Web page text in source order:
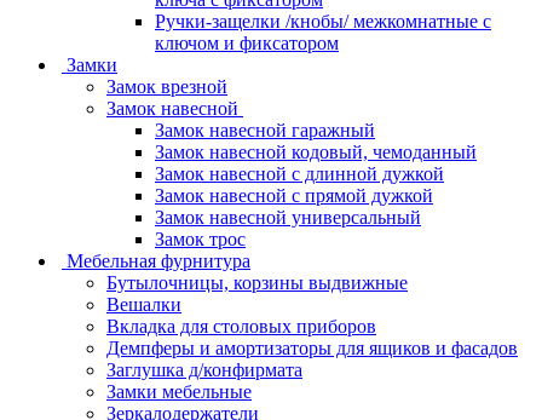
Ручки-защелки /кнобы/ межкомнатные с
ключом и фиксатором
Замки
Замок врезной
Замок навесной
Замок навесной гаражный
Замок навесной кодовый, чемоданный
Замок навесной с длинной дужкой
Замок навесной с прямой дужкой
Замок навесной универсальный
Замок трос
Мебельная фурнитура
Бутылочницы, корзины выдвижные
Вешалки
Вкладка для столовых приборов
Демпферы и амортизаторы для ящиков и фасадов
Заглушка д/конфирмата
Замки мебельные
Зеркалодержатели